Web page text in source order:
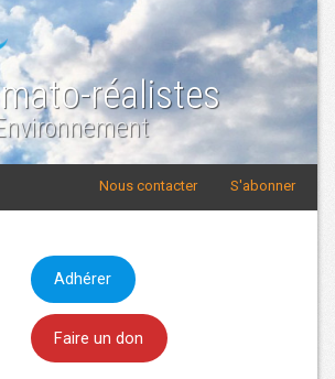
réalistes
S'abonner
Nous contacter
Adhérer
Faire un don